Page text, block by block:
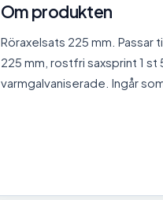
Om produkten
Röraxelsats 225 mm. Passar
225 mm, rostfri saxsprint 1 st
varmgalvaniserade. Ingår